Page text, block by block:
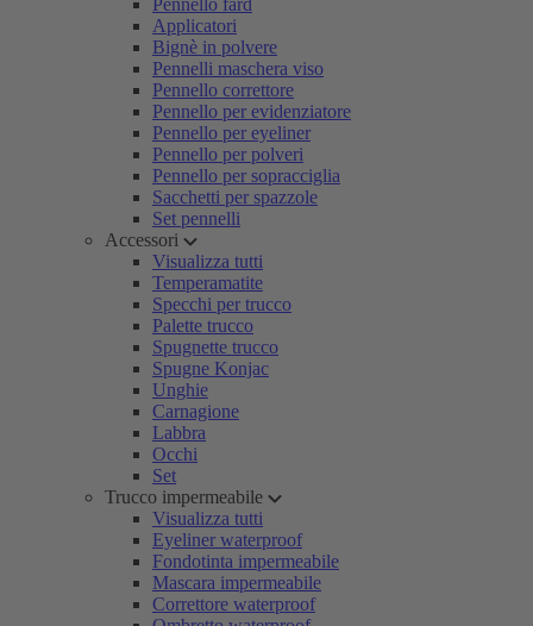
Pennello fard
Applicatori
Bignè in polvere
Pennelli maschera viso
Pennello correttore
Pennello per evidenziatore
Pennello per eyeliner
Pennello per polveri
Pennello per sopracciglia
Sacchetti per spazzole
Set pennelli
Accessori
Visualizza tutti
Temperamatite
Specchi per trucco
Palette trucco
Spugnette trucco
Spugne Konjac
Unghie
Carnagione
Labbra
Occhi
Set
Trucco impermeabile
Visualizza tutti
Eyeliner waterproof
Fondotinta impermeabile
Mascara impermeabile
Correttore waterproof